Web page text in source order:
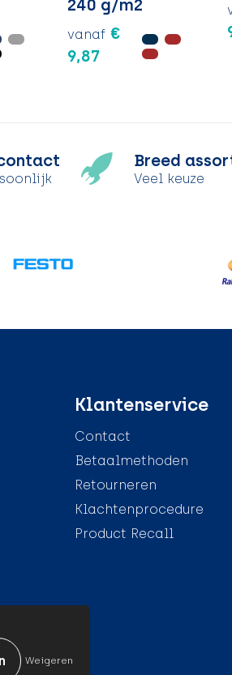
240 g/m2
vanaf €
9,87
Breed
Veel keuze
Klantenservice
Contact
Betaalmethoden
Retourneren
Klachtenprocedure
Product Recall
Weigeren